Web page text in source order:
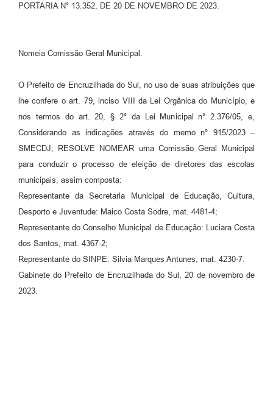
Relação de Medicamentos
Relatório Ouvidoria 2021
Relatório Ouvidoria 2022
Relatório Ouvidoria 2024
Negócios
PORTARIA N° 13.352, DE 20 DE NOVEMBRO DE 2023.
Nomeia Comissão Geral Municipal.
O Prefeito de Encruzilhada do Sul, no uso de suas atribuições que
lhe confere o art. 79, inciso VIII da Lei Orgânica do Município, e
nos termos do art. 20, § 2° da Lei Municipal n° 2.376/05, e,
Considerando as indicações através do memo nº 915/2023 –
SMECDJ; RESOLVE NOMEAR uma Comissão Geral Municipal
para conduzir o processo de eleição de diretores das escolas
municipais, assim composta:
Representante da Secretaria Municipal de Educação, Cultura,
Desporto e Juventude: Maico Costa Sodre, mat. 4481-4;
Representante do Conselho Municipal de Educação: Luciara Costa
dos Santos, mat. 4367-2;
Representante do SINPE: Silvia Marques Antunes, mat. 4230-7.
Gabinete do Prefeito de Encruzilhada do Sul, 20 de novembro de
2023.